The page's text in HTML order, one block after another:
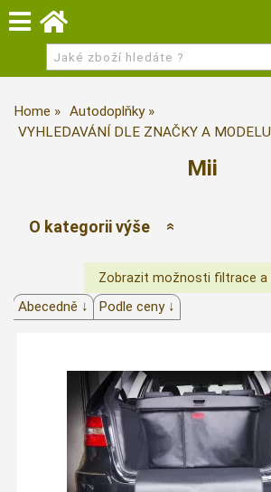
Home
Autodoplňky
VYHLEDAVÁNÍ DLE ZNAČKY A MODELU
Mii
O kategorii výše
Abecedně ↓ Podle ceny ↓